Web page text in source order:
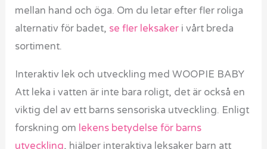
mellan hand och öga. Om du letar efter fler roliga
alternativ för badet, se fler leksaker i vårt breda
sortiment.
Interaktiv lek och utveckling med WOOPIE BABY
Att leka i vatten är inte bara roligt, det är också en
viktig del av ett barns sensoriska utveckling. Enligt
forskning om lekens betydelse för barns
utveckling, hjälper interaktiva leksaker barn att